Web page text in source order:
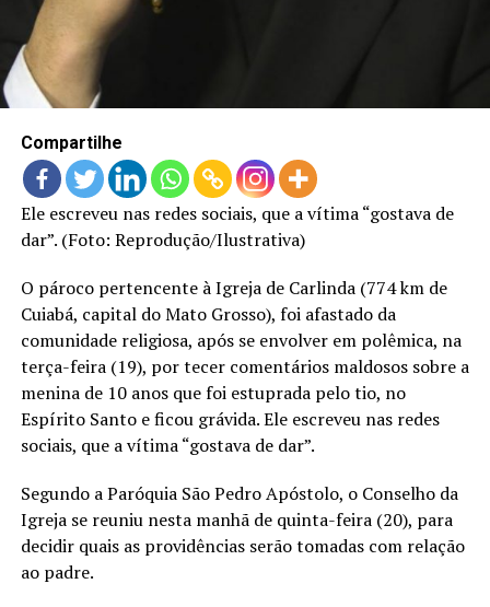
LANÇAMENTOS
Compartilhe
Ele escreveu nas redes sociais, que a vítima “gostava de
dar”. (Foto: Reprodução/Ilustrativa)
O pároco pertencente à Igreja de Carlinda (774 km de
Cuiabá, capital do Mato Grosso), foi afastado da
comunidade religiosa, após se envolver em polêmica, na
terça-feira (19), por tecer comentários maldosos sobre a
menina de 10 anos que foi estuprada pelo tio, no
Espírito Santo e ficou grávida. Ele escreveu nas redes
sociais, que a vítima “gostava de dar”.
Segundo a Paróquia São Pedro Apóstolo, o Conselho da
Igreja se reuniu nesta manhã de quinta-feira (20), para
decidir quais as providências serão tomadas com relação
ao padre.